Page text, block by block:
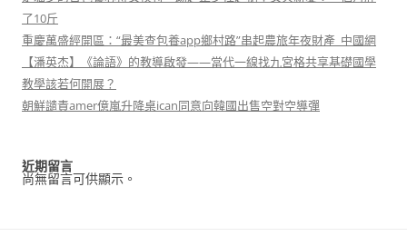
了10斤
重慶萬盛經開區：“最美查包養app鄉村路”串起農旅年夜財產_中國網
【潘英杰】《論語》的教導啟發——當代一線找九宮格共享基礎國學
教學該若何開展？
朝鮮譴責amer億嵐升降桌ican同意向韓國出售空對空導彈
近期留言
尚無留言可供顯示。